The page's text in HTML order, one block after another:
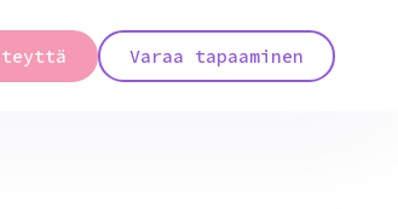
Varaa tapaaminen